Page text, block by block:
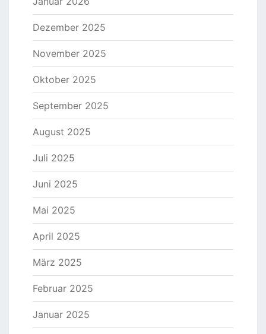
Dezember 2025
November 2025
Oktober 2025
September 2025
August 2025
Juli 2025
Juni 2025
Mai 2025
April 2025
März 2025
Februar 2025
Januar 2025